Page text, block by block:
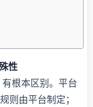
性
根本区别。平台
则由平台制定；